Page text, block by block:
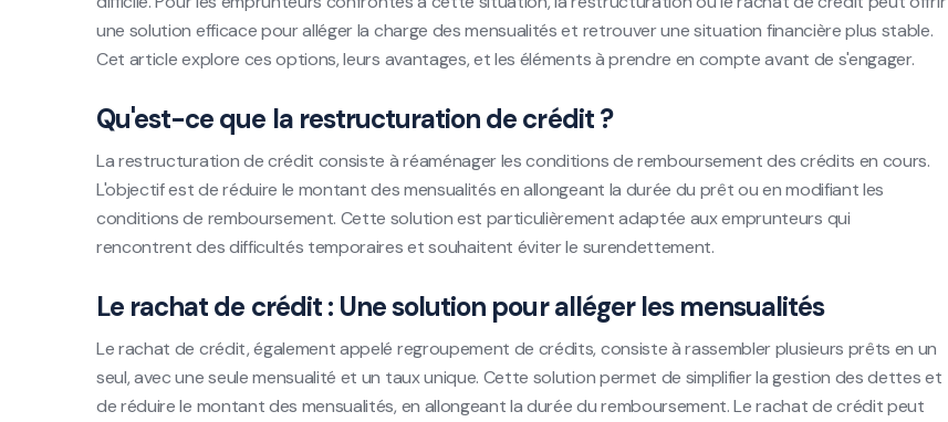
une solution efficace pour alléger la charge des mensualités et retrouver une situation financière plus stable.
Cet article explore ces options, leurs avantages, et les éléments à prendre en compte avant de s'engager.
Qu'est-ce que la restructuration de crédit ?
La restructuration de crédit consiste à réaménager les conditions de remboursement des crédits en cours.
L'objectif est de réduire le montant des mensualités en allongeant la durée du prêt ou en modifiant les
conditions de remboursement. Cette solution est particulièrement adaptée aux emprunteurs qui
rencontrent des difficultés temporaires et souhaitent éviter le surendettement.
Le rachat de crédit : Une solution pour alléger les mensualités
Le rachat de crédit, également appelé regroupement de crédits, consiste à rassembler plusieurs prêts en un
seul, avec une seule mensualité et un taux unique. Cette solution permet de simplifier la gestion des dettes et
de réduire le montant des mensualités, en allongeant la durée du remboursement. Le rachat de crédit peut